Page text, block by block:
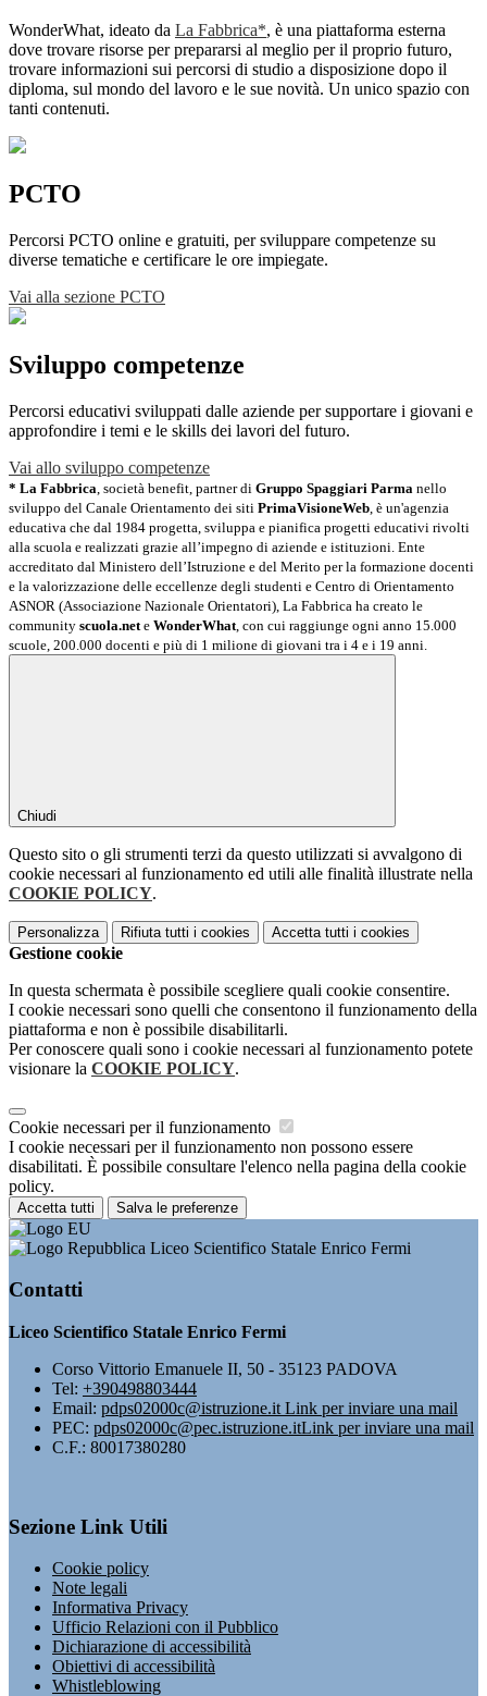
WonderWhat, ideato da La Fabbrica*, è una piattaforma esterna
dove trovare risorse per prepararsi al meglio per il proprio futuro,
trovare informazioni sui percorsi di studio a disposizione dopo il
diploma, sul mondo del lavoro e le sue novità. Un unico spazio con
tanti contenuti.
PCTO
Percorsi PCTO online e gratuiti, per sviluppare competenze su
diverse tematiche e certificare le ore impiegate.
Vai alla sezione PCTO
Sviluppo competenze
Percorsi educativi sviluppati dalle aziende per supportare i giovani e
approfondire i temi e le skills dei lavori del futuro.
Vai allo sviluppo competenze
* La Fabbrica , società benefit, partner di Gruppo Spaggiari Parma nello
sviluppo del Canale Orientamento dei siti PrimaVisioneWeb , è un'agenzia
educativa che dal 1984 progetta, sviluppa e pianifica progetti educativi rivolti
alla scuola e realizzati grazie all’impegno di aziende e istituzioni. Ente
accreditato dal Ministero dell’Istruzione e del Merito per la formazione docenti
e la valorizzazione delle eccellenze degli studenti e Centro di Orientamento
ASNOR (Associazione Nazionale Orientatori), La Fabbrica ha creato le
community scuola.net e WonderWhat , con cui raggiunge ogni anno 15.000
scuole, 200.000 docenti e più di 1 milione di giovani tra i 4 e i 19 anni.
Chiudi
Questo sito o gli strumenti terzi da questo utilizzati si avvalgono di
cookie necessari al funzionamento ed utili alle finalità illustrate nella
COOKIE POLICY.
Personalizza Rifiuta tutti i cookies Accetta tutti i cookies
Gestione cookie
In questa schermata è possibile scegliere quali cookie consentire.
I cookie necessari sono quelli che consentono il funzionamento della
piattaforma e non è possibile disabilitarli.
Per conoscere quali sono i cookie necessari al funzionamento potete
visionare la COOKIE POLICY.
Cookie necessari per il funzionamento
I cookie necessari per il funzionamento non possono essere
disabilitati. È possibile consultare l'elenco nella pagina della cookie
policy.
Accetta tutti Salva le preferenze
Liceo Scientifico Statale Enrico Fermi
Contatti
Liceo Scientifico Statale Enrico Fermi
Corso Vittorio Emanuele II, 50 - 35123 PADOVA
Tel: +390498803444
Email: pdps02000c@istruzione.it Link per inviare una mail
PEC: pdps02000c@pec.istruzione.itLink per inviare una mail
C.F.: 80017380280
Sezione Link Utili
Cookie policy
Note legali
Informativa Privacy
Ufficio Relazioni con il Pubblico
Dichiarazione di accessibilità
Obiettivi di accessibilità
Whistleblowing